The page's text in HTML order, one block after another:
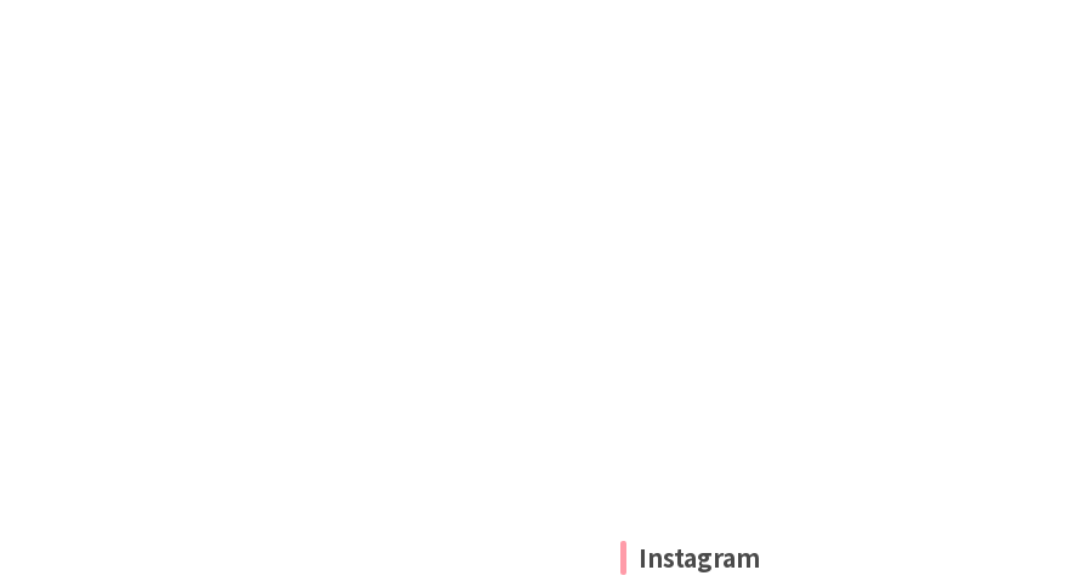
Instagram